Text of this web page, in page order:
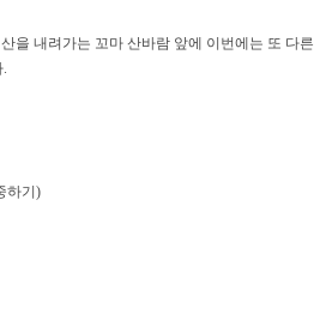
을 내려가는 꼬마 산바람 앞에 이번에는 또 다른
하기)